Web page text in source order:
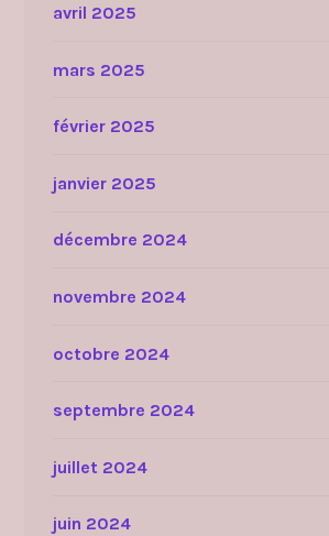
avril 2025
mars 2025
février 2025
janvier 2025
décembre 2024
novembre 2024
octobre 2024
septembre 2024
juillet 2024
juin 2024